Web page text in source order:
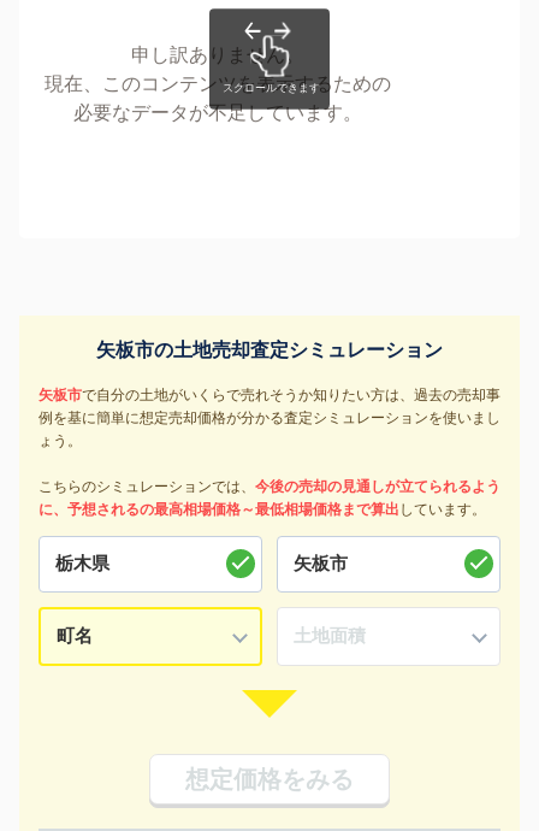
申し訳ありません。
現在、このコンテンツを表示するための
必要なデータが不足しています。
矢板市の土地売却査定シミュレーション
矢板市で自分の土地がいくらで売れそうか知りたい方は、過去の売却事
例を基に簡単に想定売却価格が分かる査定シミュレーションを使いまし
ょう。
こちらのシミュレーションでは、 今後の売却の見通しが立てられるよう
に、予想されるの最高相場価格～最低相場価格まで算出 しています。
想定価格をみる